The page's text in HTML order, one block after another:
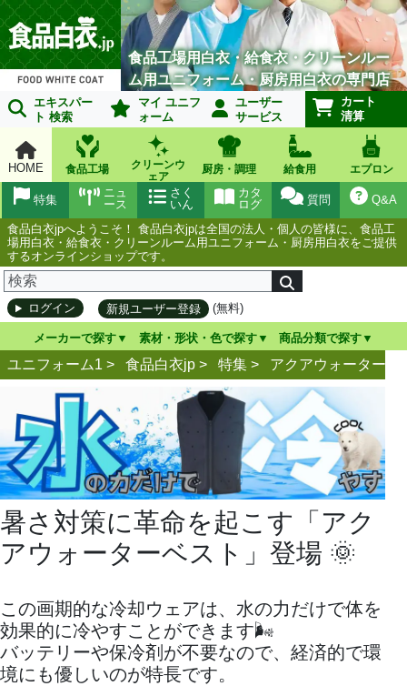
食品工場用白衣・給食衣・クリーンルー
ム用ユニフォーム・厨房用白衣の専門店
エキスパー
ト 検索
マイ ユニフ
ォーム
ユーザー
サービス
カート
清算
HOME 食品工場
クリーンウ
ェア
厨房・調理 給食用 エプロン
Q&A
質問
カタ
ログ
さく
いん
ニュ
ース
特集
食品白衣jpへようこそ！ 食品白衣jpは全国の法人・個人の皆様に、食品工
場用白衣・給食衣・クリーンルーム用ユニフォーム・厨房用白衣をご提供
するオンラインショップです。
ログイン 新規ユーザー登録 (無料)
メーカーで探す 素材・形状・色で探す 商品分類で探す
ユニフォーム1 > 食品白衣jp > 特集 > アクアウォーターベ
暑さ対策に革命を起こす「アク
アウォーターベスト」登場 🌞
この画期的な冷却ウェアは、水の力だけで体を
効果的に冷やすことができます🌬️
バッテリーや保冷剤が不要なので、経済的で環
境にも優しいのが特長です。